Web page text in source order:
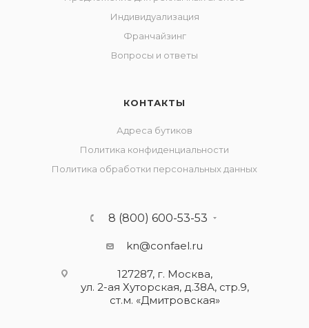
Индивидуализация
Франчайзинг
Вопросы и ответы
КОНТАКТЫ
Адреса бутиков
Политика конфиденциальности
Политика обработки персональных данных
8 (800) 600-53-53
kn@confael.ru
127287, г. Москва,
ул. 2-ая Хуторская, д.38А, стр.9,
ст.м. «Дмитровская»